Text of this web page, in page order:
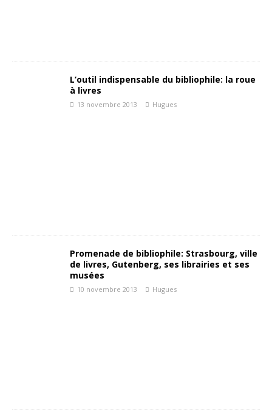
L’outil indispensable du bibliophile: la roue
à livres
13 novembre 2013 Hugues
Promenade de bibliophile: Strasbourg, ville
de livres, Gutenberg, ses librairies et ses
musées
10 novembre 2013 Hugues